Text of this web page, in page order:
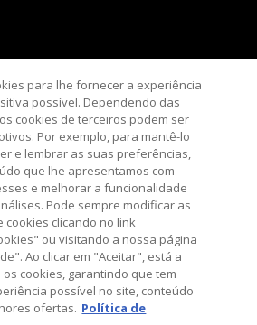
você as principais informações e
de TI, com a missão de mantê-lo
novidades do universo da tecnologia.
Corporation, 44201 Nobel Drive,
Tel: +1 954 308 0570
para lhe fornecer a experiência
possível. Dependendo das
cookies de terceiros podem ser
Por exemplo, para mantê-lo
e lembrar as suas preferências,
que lhe apresentamos com
e melhorar a funcionalidade
Pode sempre modificar as
clicando no link
ou visitando a nossa página
Ao clicar em "Aceitar", está a
cookies, garantindo que tem
possível no site, conteúdo
ofertas. Política de